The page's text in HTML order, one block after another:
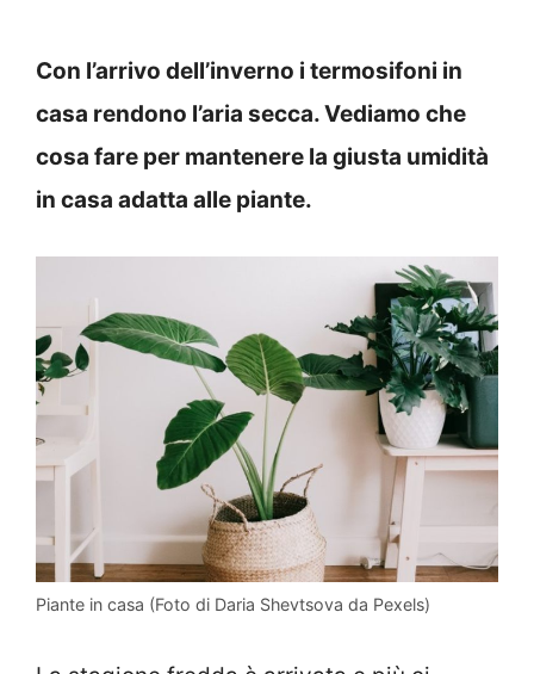
Con l’arrivo dell’inverno i termosifoni in
casa rendono l’aria secca. Vediamo che
cosa fare per mantenere la giusta umidità
in casa adatta alle piante.
Piante in casa (Foto di Daria Shevtsova da Pexels)